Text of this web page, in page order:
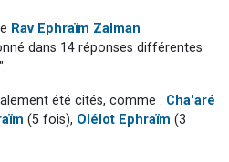
de faire un don pour Reloger Rivka, 6 enfants, victime de violences...
places pour étudier en groupe sur Zoom
viennent de faire un don pour Diane, 80 ans, dans un appartement insalubre
Rav Ephraïm Zalman
dans 14 réponses différentes
été cités, comme : Cha'aré
(5 fois), Olélot Ephraïm (3